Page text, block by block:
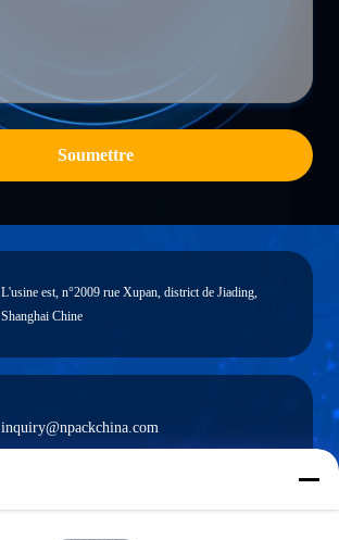
Soumettre
L'usine est, n°2009 rue Xupan, district de Jiading,
Shanghai Chine
inquiry@npackchina.com